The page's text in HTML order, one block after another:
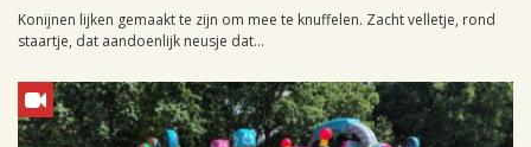
Konijnen lijken gemaakt te zijn om mee te knuffelen. Zacht velletje, rond
staartje, dat aandoenlijk neusje dat...